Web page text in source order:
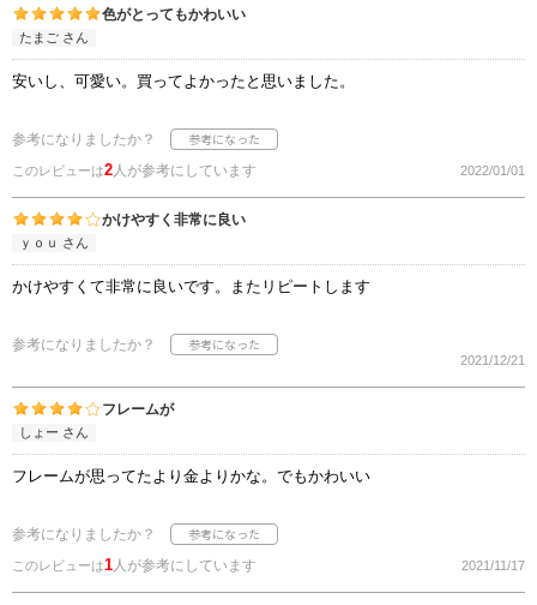
色がとってもかわいい
たまご さん
安いし、可愛い。買ってよかったと思いました。
参考になりましたか？
このレビューは2人が参考にしています 2022/01/01
かけやすく非常に良い
ｙｏｕ さん
かけやすくて非常に良いです。またリピートします
参考になりましたか？
2021/12/21
フレームが
しょー さん
フレームが思ってたより金よりかな。でもかわいい
参考になりましたか？
このレビューは1人が参考にしています 2021/11/17